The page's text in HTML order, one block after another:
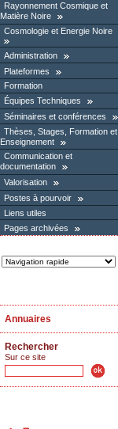
Rayonnement Cosmique et
Matière Noire
Cosmologie et Energie Noire
Administration
Plateformes
Formation
Équipes Techniques
Séminaires et conférences
Thèses, Stages, Formation et
Enseignement
Communication et
documentation
Valorisation
Postes à pourvoir
Liens utiles
Pages archivées
Annuaires
Rechercher
Sur ce site